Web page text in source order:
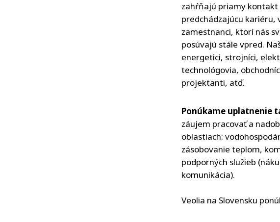
zahŕňajú priamy kontakt
predchádzajúcu kariéru,
zamestnanci, ktorí nás
posúvajú stále vpred.
energetici, strojníci,
technológovia,
projektanti, atď.
Ponúkame uplatnenie
záujem pracovať a
oblastiach:
zásobovanie teplom,
podporných služieb
komunikácia).
Veolia na Slovensku